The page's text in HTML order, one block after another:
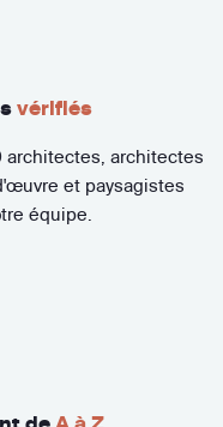
vérifiés
architectes
et paysagistes
équipe.